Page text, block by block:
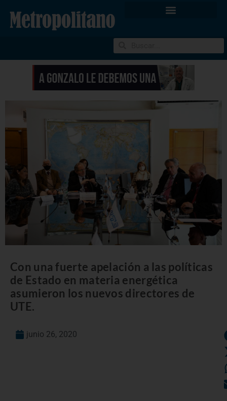
Con una fuerte apelación a las políticas
de Estado en materia energética
asumieron los nuevos directores de
UTE.
junio 26, 2020